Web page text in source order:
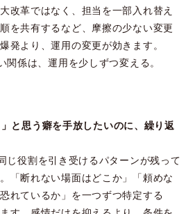
改革ではなく、担当を一部入れ替え
を共有するなど、摩擦の少ない変更
発より、運用の変更が効きます。
係は、運用を少しずつ変える。
と思う癖を手放したいのに、繰り返
じ役割を引き受けるパターンが残って
「断れない場面はどこか」「頼めな
れているか」を一つずつ特定する